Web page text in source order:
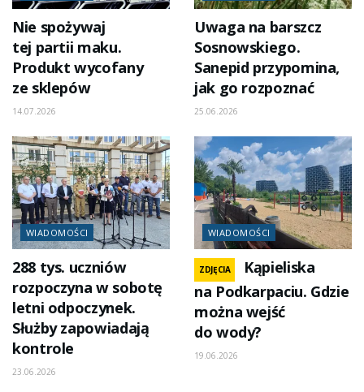
Nie spożywaj
tej partii maku.
Produkt wycofany
ze sklepów
14.07.2026
Uwaga na barszcz
Sosnowskiego.
Sanepid przypomina,
jak go rozpoznać
25.06.2026
WIADOMOŚCI
288 tys. uczniów
rozpoczyna w sobotę
letni odpoczynek.
Służby zapowiadają
kontrole
23.06.2026
WIADOMOŚCI
ZDJĘCIA
Kąpieliska
na Podkarpaciu. Gdzie
można wejść
do wody?
19.06.2026